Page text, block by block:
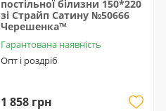
постільної білизни 150*220
зі Страйп Сатину №50666
Черешенка™
Гарантована наявність
Опт і роздріб
1 858 грн